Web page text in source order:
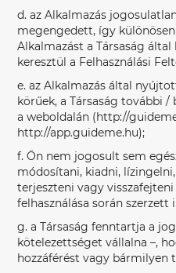
d. az Alkalmazás
megengedett, így
Alkalmazást a Társaság
keresztül a Felhasználási
e. az Alkalmazás által
körűek, a Társaság további
a weboldalán (http://
http://app.guideme.hu);
f. Ön nem jogosult sem
módosítani, kiadni,
terjeszteni vagy visszafejteni
felhasználása során szerzett
g. a Társaság fenntartja a
kötelezettséget vállalna –,
hozzáférést vagy